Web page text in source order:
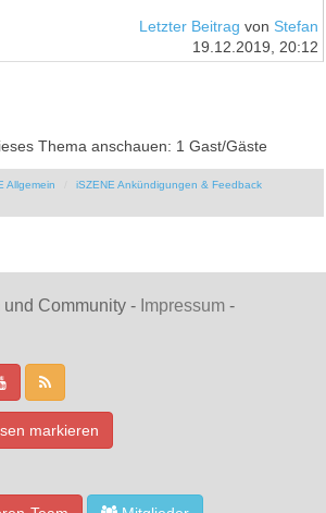
Letzter Beitrag von Stefan
19.12.2019, 20:12
Thema anschauen: 1 Gast/Gäste
Allgemein
iSZENE Ankündigungen & Feedback
Community - Impressum -
markieren